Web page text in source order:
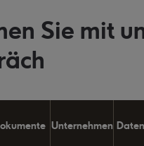
Sie mit
Unternehmen